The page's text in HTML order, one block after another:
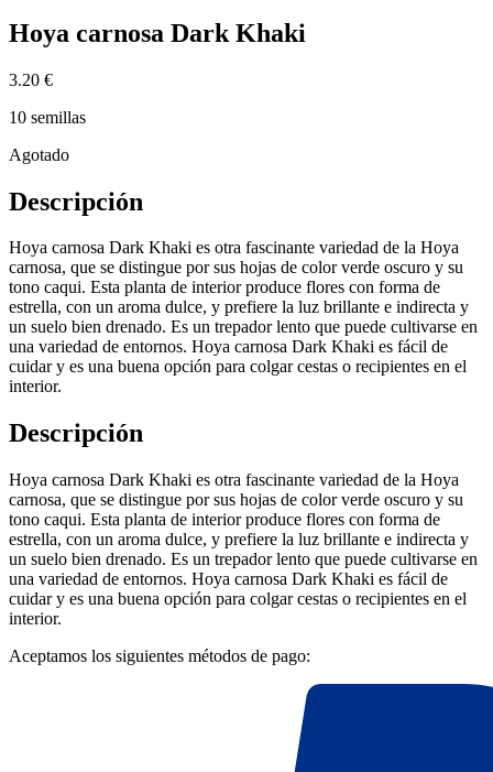
Hoya carnosa Dark Khaki
3.20 €
10 semillas
Agotado
Descripción
Hoya carnosa Dark Khaki es otra fascinante variedad de la Hoya
carnosa, que se distingue por sus hojas de color verde oscuro y su
tono caqui. Esta planta de interior produce flores con forma de
estrella, con un aroma dulce, y prefiere la luz brillante e indirecta y
un suelo bien drenado. Es un trepador lento que puede cultivarse en
una variedad de entornos. Hoya carnosa Dark Khaki es fácil de
cuidar y es una buena opción para colgar cestas o recipientes en el
interior.
Descripción
Hoya carnosa Dark Khaki es otra fascinante variedad de la Hoya
carnosa, que se distingue por sus hojas de color verde oscuro y su
tono caqui. Esta planta de interior produce flores con forma de
estrella, con un aroma dulce, y prefiere la luz brillante e indirecta y
un suelo bien drenado. Es un trepador lento que puede cultivarse en
una variedad de entornos. Hoya carnosa Dark Khaki es fácil de
cuidar y es una buena opción para colgar cestas o recipientes en el
interior.
Aceptamos los siguientes métodos de pago: